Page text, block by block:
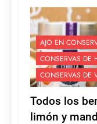
AJO EN
CONSERVAS DE
CONSERVAS DE
Todos los
limón y